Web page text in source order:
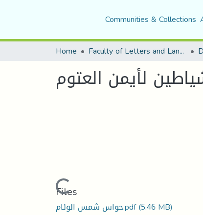
Communities & Collections
Home Faculty of Letters and Languages
لأيمن العتوم
Loading...
Files
حواس شمس الوئام.pdf(5.46 MB)